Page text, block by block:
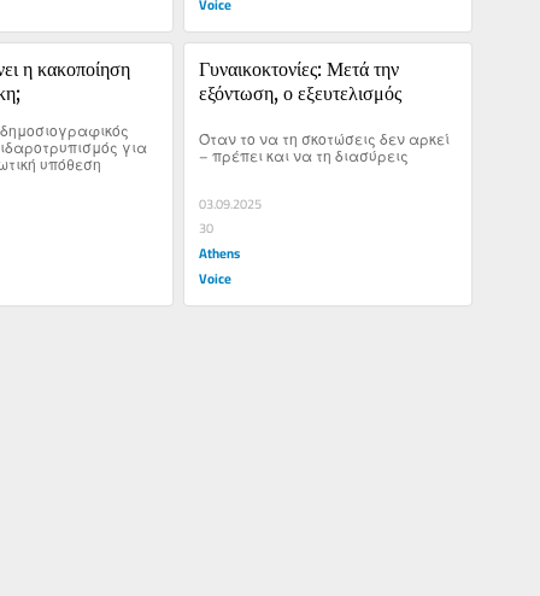
η κακοποίηση
για
υπόθεση
Γυναικοκτονίες: Μετά την
εξόντωση, ο εξευτελισμός
Όταν το να τη σκοτώσεις δεν αρκεί
– πρέπει και να τη διασύρεις
03.09.2025
30
Athens
Voice